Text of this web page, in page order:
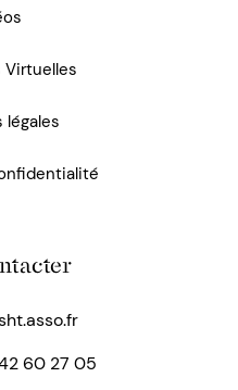
Virtuelles
légales
60 27 05